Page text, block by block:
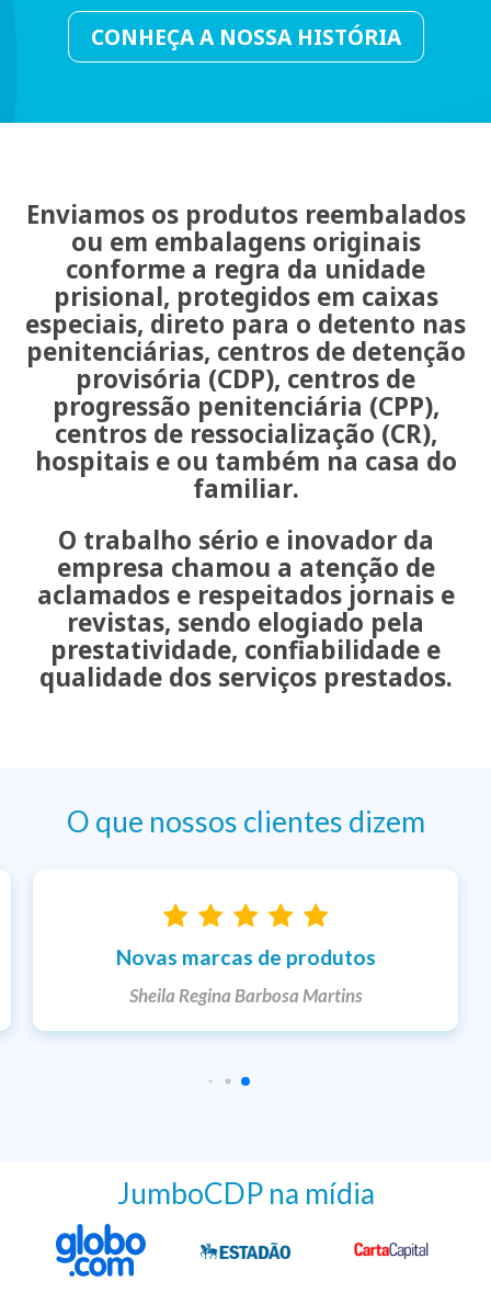
CONHEÇA A NOSSA HISTÓRIA
Enviamos os produtos reembalados
ou em embalagens originais
conforme a regra da unidade
prisional, protegidos em caixas
especiais, direto para o detento nas
penitenciárias, centros de detenção
provisória (CDP), centros de
progressão penitenciária (CPP),
centros de ressocialização (CR),
hospitais e ou também na casa do
familiar.
O trabalho sério e inovador da
empresa chamou a atenção de
aclamados e respeitados jornais e
revistas, sendo elogiado pela
prestatividade, confiabilidade e
qualidade dos serviços prestados.
O que nossos clientes dizem
Novas marcas de produtos
Sheila Regina Barbosa Martins
JumboCDP na mídia